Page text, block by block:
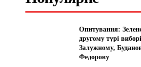
Опитування:
другому турі
Залужному,
Федорову